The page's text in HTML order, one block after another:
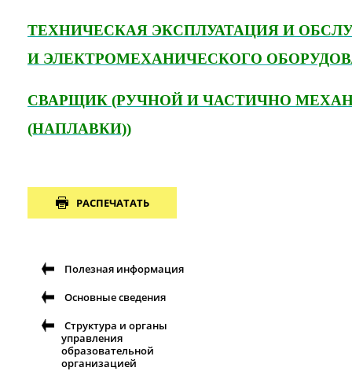
ТЕХНИЧЕСКАЯ ЭКСПЛУАТАЦИЯ И
И ЭЛЕКТРОМЕХАНИЧЕСКОГО
СВАРЩИК (РУЧНОЙ И ЧАСТИЧНО
(НАПЛАВКИ))
РАСПЕЧАТАТЬ
Полезная информация
Основные сведения
Структура и органы
управления
образовательной
организацией